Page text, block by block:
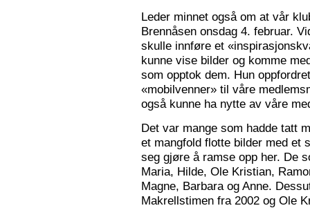
Leder minnet også om at vår
Brennåsen onsdag 4. februar.
skulle innføre et
kunne vise bilder og komme
som opptok dem. Hun
«mobilvenner» til våre
også kunne ha nytte av våre
Det var mange som hadde tatt
et mangfold flotte bilder med et
seg gjøre å ramse opp her. De
Maria, Hilde, Ole Kristian,
Magne, Barbara og Anne.
Makrellstimen fra 2002 og Ole